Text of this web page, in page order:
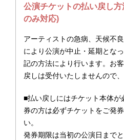
公演チケットの払い戻し
のみ対応)
アーティストの急病、天候不
により公演が中止・延期とな
記の方法により行います。お
戻しは受付いたしませんので
■払い戻しにはチケット本体が
券の方は必ずチケットをご発
い。
発券期限は当初の公演日まで